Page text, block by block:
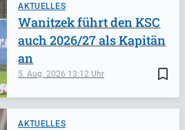
AKTUELLES
bookmark_border
5. Aug. 2026 13:12
Wanitzek führt den KSC
auch 2026/27 als Kapitän
an
AKTUELLES